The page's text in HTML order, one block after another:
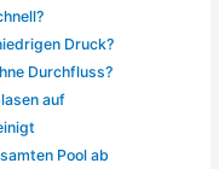
Druck?
Durchfluss?
auf
Pool ab